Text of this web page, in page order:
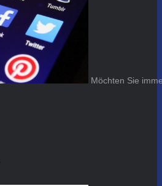
Möchten Sie